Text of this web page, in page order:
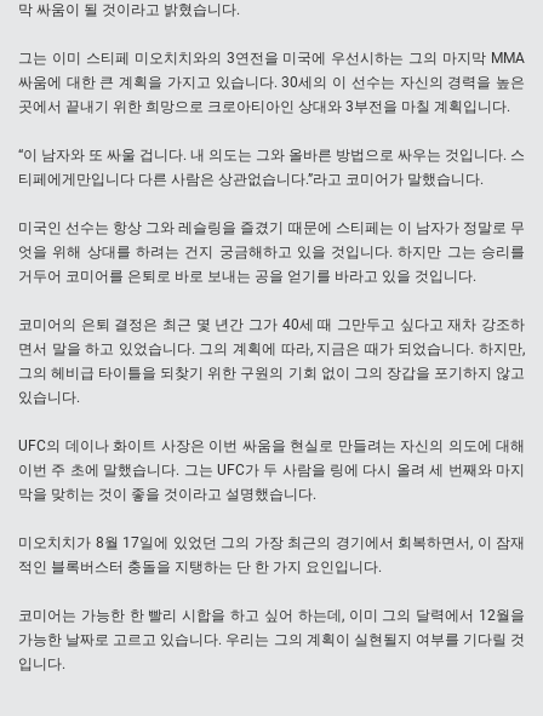
막 싸움이 될 것이라고 밝혔습니다.
그는 이미 스티페 미오치치와의 3연전을 미국에 우선시하는 그의 마지막 MMA
싸움에 대한 큰 계획을 가지고 있습니다. 30세의 이 선수는 자신의 경력을 높은
곳에서 끝내기 위한 희망으로 크로아티아인 상대와 3부전을 마칠 계획입니다.
“이 남자와 또 싸울 겁니다. 내 의도는 그와 올바른 방법으로 싸우는 것입니다. 스
티페에게만입니다 다른 사람은 상관없습니다.”라고 코미어가 말했습니다.
미국인 선수는 항상 그와 레슬링을 즐겼기 때문에 스티페는 이 남자가 정말로 무
엇을 위해 상대를 하려는 건지 궁금해하고 있을 것입니다. 하지만 그는 승리를
거두어 코미어를 은퇴로 바로 보내는 공을 얻기를 바라고 있을 것입니다.
코미어의 은퇴 결정은 최근 몇 년간 그가 40세 때 그만두고 싶다고 재차 강조하
면서 말을 하고 있었습니다. 그의 계획에 따라, 지금은 때가 되었습니다. 하지만,
그의 헤비급 타이틀을 되찾기 위한 구원의 기회 없이 그의 장갑을 포기하지 않고
있습니다.
UFC의 데이나 화이트 사장은 이번 싸움을 현실로 만들려는 자신의 의도에 대해
이번 주 초에 말했습니다. 그는 UFC가 두 사람을 링에 다시 올려 세 번째와 마지
막을 맞히는 것이 좋을 것이라고 설명했습니다.
미오치치가 8월 17일에 있었던 그의 가장 최근의 경기에서 회복하면서, 이 잠재
적인 블록버스터 충돌을 지탱하는 단 한 가지 요인입니다.
코미어는 가능한 한 빨리 시합을 하고 싶어 하는데, 이미 그의 달력에서 12월을
가능한 날짜로 고르고 있습니다. 우리는 그의 계획이 실현될지 여부를 기다릴 것
입니다.